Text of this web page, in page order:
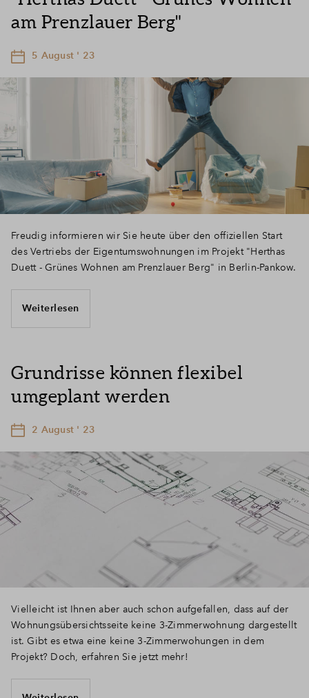
am Prenzlauer Berg"
5 August ' 23
Freudig informieren wir Sie heute über den offiziellen Start
des Vertriebs der Eigentumswohnungen im Projekt "Herthas
Duett - Grünes Wohnen am Prenzlauer Berg" in Berlin-Pankow.
Weiterlesen
Grundrisse können flexibel
umgeplant werden
2 August ' 23
Vielleicht ist Ihnen aber auch schon aufgefallen, dass auf der
Wohnungsübersichtsseite keine 3-Zimmerwohnung dargestellt
ist. Gibt es etwa eine keine 3-Zimmerwohungen in dem
Projekt? Doch, erfahren Sie jetzt mehr!